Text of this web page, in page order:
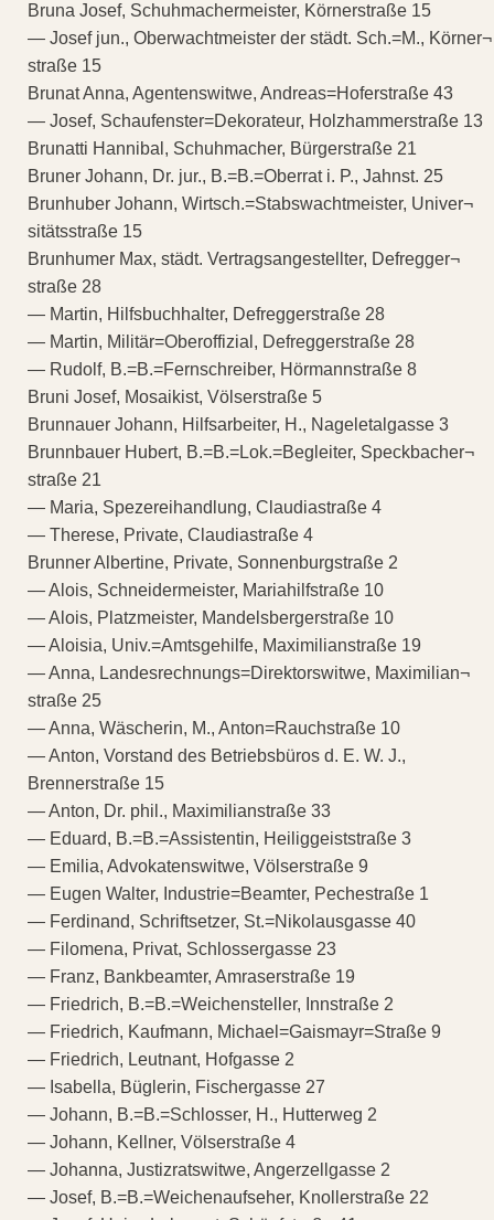
Bruna Josef, Schuhmachermeister, Körnerstraße 15
— Josef jun., Oberwachtmeister der städt. Sch.=M., Körner¬
straße 15
Brunat Anna, Agentenswitwe, Andreas=Hoferstraße 43
— Josef, Schaufenster=Dekorateur, Holzhammerstraße 13
Brunatti Hannibal, Schuhmacher, Bürgerstraße 21
Bruner Johann, Dr. jur., B.=B.=Oberrat i. P., Jahnst. 25
Brunhuber Johann, Wirtsch.=Stabswachtmeister, Univer¬
sitätsstraße 15
Brunhumer Max, städt. Vertragsangestellter, Defregger¬
straße 28
— Martin, Hilfsbuchhalter, Defreggerstraße 28
— Martin, Militär=Oberoffizial, Defreggerstraße 28
— Rudolf, B.=B.=Fernschreiber, Hörmannstraße 8
Bruni Josef, Mosaikist, Völserstraße 5
Brunnauer Johann, Hilfsarbeiter, H., Nageletalgasse 3
Brunnbauer Hubert, B.=B.=Lok.=Begleiter, Speckbacher¬
straße 21
— Maria, Spezereihandlung, Claudiastraße 4
— Therese, Private, Claudiastraße 4
Brunner Albertine, Private, Sonnenburgstraße 2
— Alois, Schneidermeister, Mariahilfstraße 10
— Alois, Platzmeister, Mandelsbergerstraße 10
— Aloisia, Univ.=Amtsgehilfe, Maximilianstraße 19
— Anna, Landesrechnungs=Direktorswitwe, Maximilian¬
straße 25
— Anna, Wäscherin, M., Anton=Rauchstraße 10
— Anton, Vorstand des Betriebsbüros d. E. W. J.,
Brennerstraße 15
— Anton, Dr. phil., Maximilianstraße 33
— Eduard, B.=B.=Assistentin, Heiliggeiststraße 3
— Emilia, Advokatenswitwe, Völserstraße 9
— Eugen Walter, Industrie=Beamter, Pechestraße 1
— Ferdinand, Schriftsetzer, St.=Nikolausgasse 40
— Filomena, Privat, Schlossergasse 23
— Franz, Bankbeamter, Amraserstraße 19
— Friedrich, B.=B.=Weichensteller, Innstraße 2
— Friedrich, Kaufmann, Michael=Gaismayr=Straße 9
— Friedrich, Leutnant, Hofgasse 2
— Isabella, Büglerin, Fischergasse 27
— Johann, B.=B.=Schlosser, H., Hutterweg 2
— Johann, Kellner, Völserstraße 4
— Johanna, Justizratswitwe, Angerzellgasse 2
— Josef, B.=B.=Weichenaufseher, Knollerstraße 22